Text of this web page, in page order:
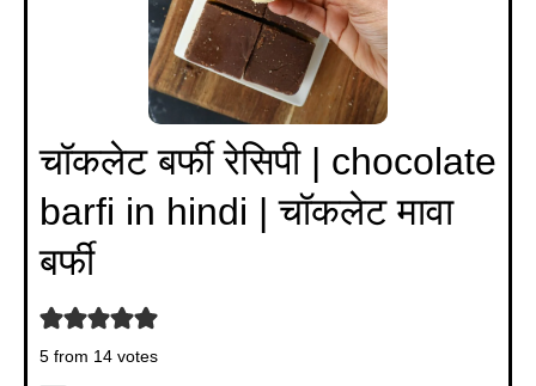
चॉकलेट बर्फी रेसिपी | chocolate
barfi in hindi | चॉकलेट मावा
बर्फी
5 from 14 votes